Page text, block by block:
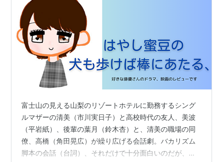
富士山の見える山梨のリゾートホテルに勤務するシング
ルマザーの清美（市川実日子）と高校時代の友人、美波
（平岩紙）、後輩の葉月（鈴木杏）と、清美の職場の同
僚、高橋（角田晃広）が繰り広げる会話劇。バカリズム
脚本の会話（台詞）、それだけで十分面白いのだが、角